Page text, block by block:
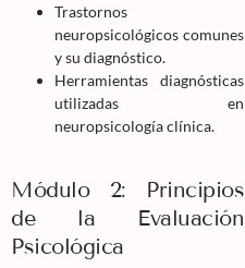
Trastornos
neuropsicológicos comunes
y su diagnóstico.
Herramientas diagnósticas
utilizadas en
neuropsicología clínica.
Módulo 2: Principios
de la Evaluación
Psicológica